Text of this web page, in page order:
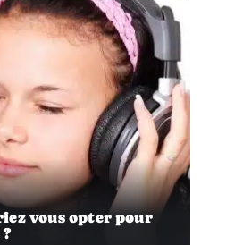
vous opter pour